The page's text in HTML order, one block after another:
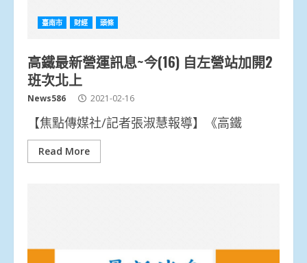
臺南市 財經 頭條
高鐵最新營運訊息~今(16) 自左營站加開2
班次北上
News586 2021-02-16
【焦點傳媒社/記者張淑慧報導】《高鐵
Read More